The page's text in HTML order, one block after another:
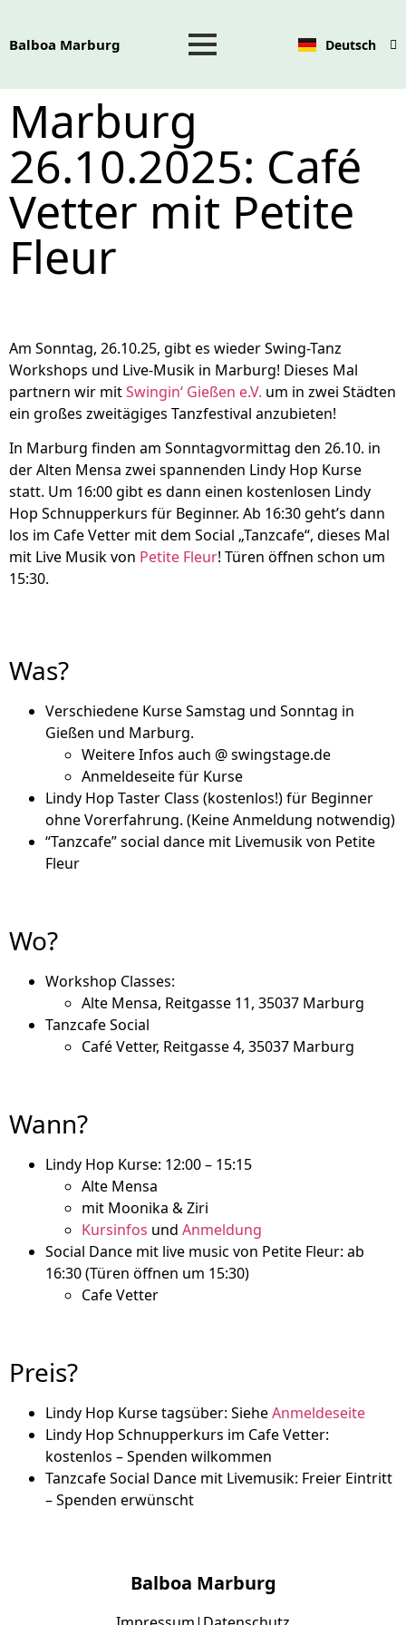
Balboa Marburg Deutsch
English
Marburg
26.10.2025: Café
Vetter mit Petite
Fleur​
Am Sonntag, 26.10.25, gibt es wieder Swing-Tanz
Workshops und Live-Musik in Marburg! Dieses Mal
partnern wir mitSwingin‘ Gießen e.V. um in zwei Städten
ein großes zweitägiges Tanzfestival anzubieten!
In Marburg finden am Sonntagvormittag den 26.10. in
der Alten Mensa zwei spannenden Lindy Hop Kurse
statt. Um 16:00 gibt es dann einen kostenlosen Lindy
Hop Schnupperkurs für Beginner. Ab 16:30 geht’s dann
los im Cafe Vetter mit dem Social „Tanzcafe“, dieses Mal
mit Live Musik von Petite Fleur! Türen öffnen schon um
15:30.
Was?
Verschiedene Kurse Samstag und Sonntag in
Gießen und Marburg.
Weitere Infos auch @ swingstage.de
Anmeldeseite für Kurse
Lindy Hop Taster Class (kostenlos!) für Beginner
ohne Vorerfahrung. (Keine Anmeldung notwendig)
“Tanzcafe” social dance mit Livemusik von Petite
Fleur
Wo?
Workshop Classes:
Alte Mensa, Reitgasse 11, 35037 Marburg
Tanzcafe Social
Café Vetter, Reitgasse 4, 35037 Marburg
Wann?
Lindy Hop Kurse: 12:00 – 15:15
Alte Mensa
mit Moonika & Ziri
Kursinfos und Anmeldung
Social Dance mit live music von Petite Fleur: ab
16:30 (Türen öffnen um 15:30)
Cafe Vetter
Preis?
Lindy Hop Kurse tagsüber: SieheAnmeldeseite
Lindy Hop Schnupperkurs im Cafe Vetter:
kostenlos – Spenden wilkommen
Tanzcafe Social Dance mit Livemusik: Freier Eintritt
– Spenden erwünscht
Balboa Marburg